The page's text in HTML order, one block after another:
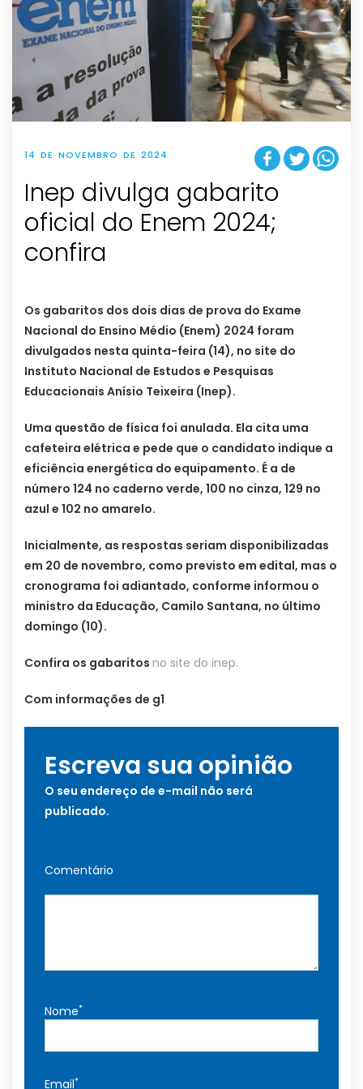
14 DE NOVEMBRO DE 2024
Inep divulga gabarito
oficial do Enem 2024;
confira
Os gabaritos dos dois dias de prova do Exame
Nacional do Ensino Médio (Enem) 2024 foram
divulgados nesta quinta-feira (14), no site do
Instituto Nacional de Estudos e Pesquisas
Educacionais Anísio Teixeira (Inep).
Uma questão de física foi anulada. Ela cita uma
cafeteira elétrica e pede que o candidato indique a
eficiência energética do equipamento. É a de
número 124 no caderno verde, 100 no cinza, 129 no
azul e 102 no amarelo.
Inicialmente, as respostas seriam disponibilizadas
em 20 de novembro, como previsto em edital, mas o
cronograma foi adiantado, conforme informou o
ministro da Educação, Camilo Santana, no último
domingo (10).
Confira os gabaritos no site do inep.
Com informações de g1
Escreva sua opinião
O seu endereço de e-mail não será
publicado.
Comentário
Nome*
Email*